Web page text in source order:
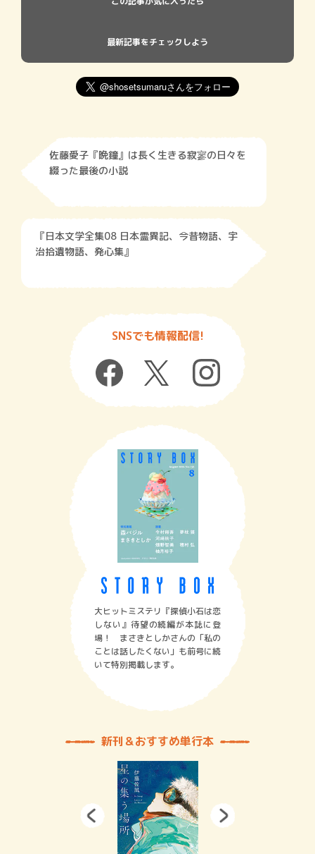
最新記事をチェックしよう
佐藤愛子『晩鐘』は長く生きる寂寥の日々を
綴った最後の小説
『日本文学全集08 日本霊異記、今昔物語、宇
治拾遺物語、発心集』
SNSでも情報配信!
大ヒットミステリ『探偵小石は恋
しない』待望の続編が本誌に登
場！ まさきとしかさんの「私の
ことは話したくない」も前号に続
いて特別掲載します。
新刊＆おすすめ単行本